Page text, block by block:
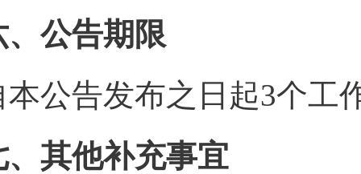
、公告期限
本公告发布之日起3个工
、其他补充事宜